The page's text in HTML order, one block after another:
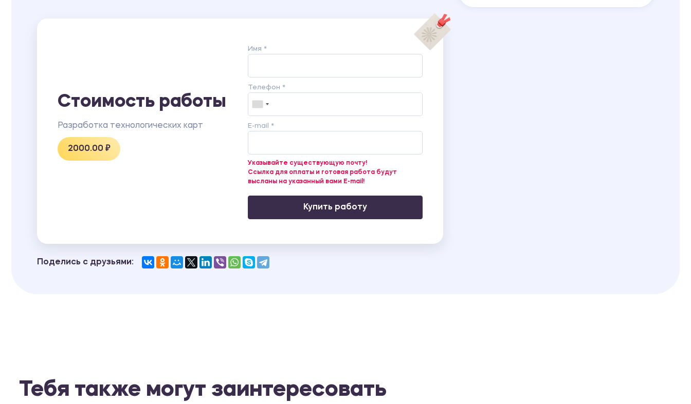
Стоимость работы
Разработка технологических карт
2000.00 ₽
Имя *
Телефон *
E-mail *
Указывайте существующую почту!
Ссылка для оплаты и готовая работа будут
высланы на указанный вами E-mail!
Купить работу
Поделись с друзьями:
Тебя также могут заинтересовать